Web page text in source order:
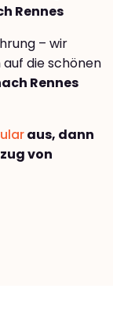
Rennes
– wir
die schönen
Rennes
aus, dann
von